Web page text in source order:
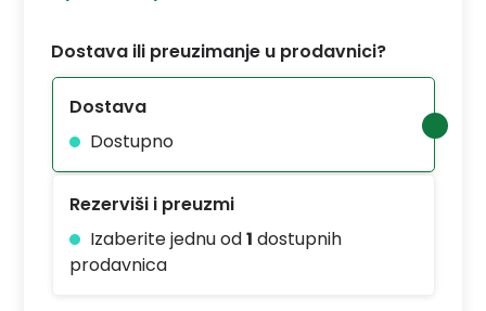
Dostava ili preuzimanje u prodavnici?
Dostava
Dostupno
Rezerviši i preuzmi
Izaberite jednu od1 dostupnih
prodavnica